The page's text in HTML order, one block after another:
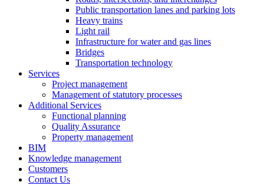
Public transportation lanes and parking lots
Heavy trains
Light rail
Infrastructure for water and gas lines
Bridges
Transportation technology
Services
Project management
Management of statutory processes
Additional Services
Functional planning
Quality Assurance
Property management
BIM
Knowledge management
Customers
Contact Us